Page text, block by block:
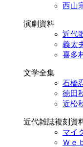
西山
演劇資料
近代
義太
喜多
文学全集
石橋
徳田
近松
近代雑誌複刻資
マイ
Ｗｅ